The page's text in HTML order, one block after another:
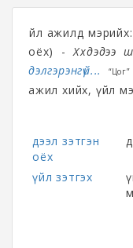
Үйл ажилд мэрийх:
оёх) -
дэлгэрэнгүй...
“Цог”
ажил хийх, үйл
дээл зэтгэн
оёх
үйл зэтгэх